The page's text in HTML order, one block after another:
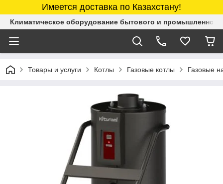
Имеется доставка по Казахстану!
Климатическое оборудование бытового и промышленного
Товары и услуги Котлы Газовые котлы Газовые